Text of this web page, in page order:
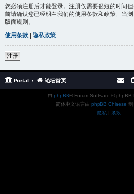
您必须注册后才能登录。注册仅需要很短的时间
前请确认您已经明白我们的使用条款和政策。当
版面规则。
使用条款 | 隐私政策
注册
Portal 论坛首页
由 phpBB® Forum Software © phpBB
简体中文语言由 phpBB Chinese 制
隐私 | 条款